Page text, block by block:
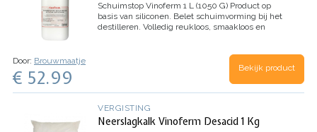
Schuimstop Vinoferm 1 L (1050 G) Product op
basis van siliconen. Belet schuimvorming bij het
destilleren. Volledig reukloos, smaakloos en
Door: Brouwmaatje
€ 52.99 Bekijk product
VERGISTING
Neerslagkalk Vinoferm Desacid 1 Kg